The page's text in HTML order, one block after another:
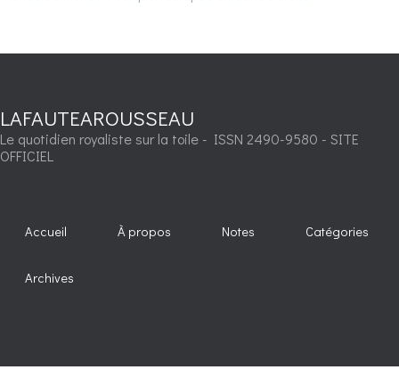
LAFAUTEAROUSSEAU
Le quotidien royaliste sur la toile - ISSN 2490-9580 - SITE
OFFICIEL
Accueil À propos Notes Catégories
Archives